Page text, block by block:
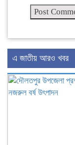
এ জাতীয় আরও খবর